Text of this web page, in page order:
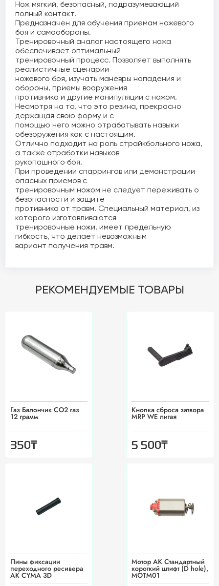
Нож мягкий, безопасный, подразумевающий
полный контакт.
Предназначен для обучения приемам ножевого
боя и самообороны.
Тренировочный аналог настоящего ножа
обеспечивает оптимальный
тренировочный процесс. Позволяет выполнять
реалистичные сценарии
ножевого боя, изучать маневры нападения и
обороны, приемы вооружения
противника и другие манипуляции с ножом.
Несмотря на то, что это резина, прекрасно
держащая свою форму и с
помощью него можно отрабатывать навыки
обезоружения как с настоящим.
Отлично подходит на роль страйкбольного ножа,
а также отработки навыков
рукопашного боя.
При проведении спаррингов или демонстрации
опасных приемов с
тренировочным ножом не следует переживать о
безопасности и защите
противника от травм. Специальный материал, из
которого изготавливаются
тренировочные ножи, имеет предельную
гибкость, что делает невозможным
вариант получения травм.
РЕКОМЕНДУЕМЫЕ ТОВАРЫ
Газ Балончик CO2 газ
12 грамм
350₸
Кнопка сброса затвора
MRP WE литая
5 500₸
Пины фиксации
переходного ресивера
AK CYMA 3D
Мотор АК Стандартный
короткий штифт (D hole),
MOTM01